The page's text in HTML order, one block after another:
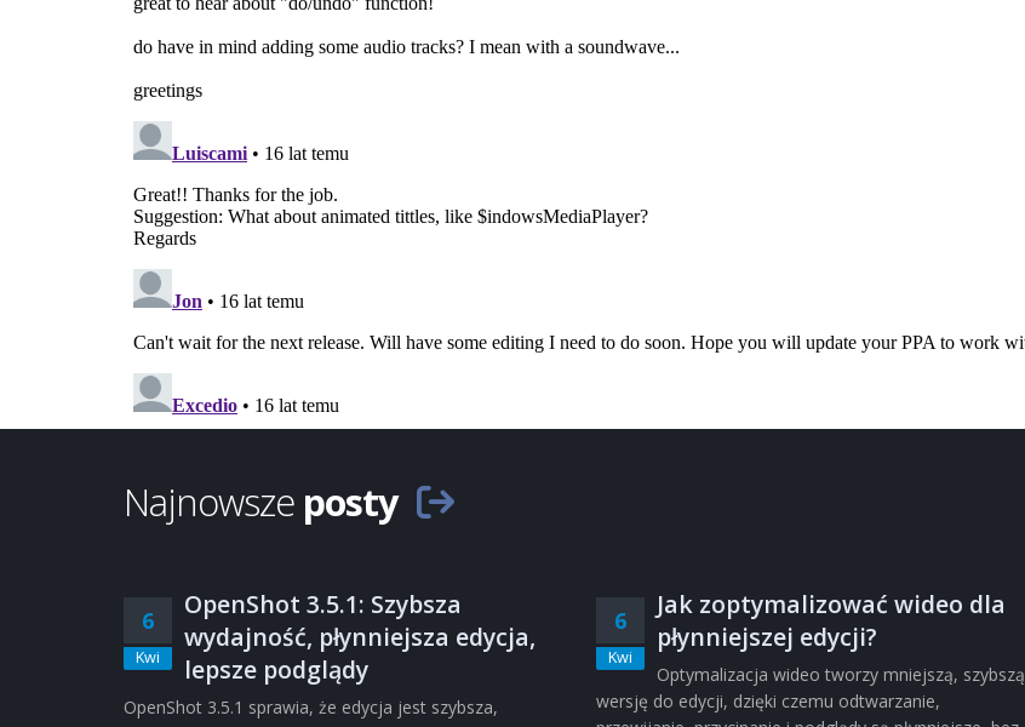
Najnowsze posty
6
Kwi
OpenShot 3.5.1: Szybsza
wydajność, płynniejsza edycja,
lepsze podglądy
OpenShot 3.5.1 sprawia, że edycja jest szybsza,
6
Kwi
Jak zoptymalizować wideo dla
płynniejszej edycji?
Optymalizacja wideo tworzy mniejszą, szybszą
wersję do edycji, dzięki czemu odtwarzanie,